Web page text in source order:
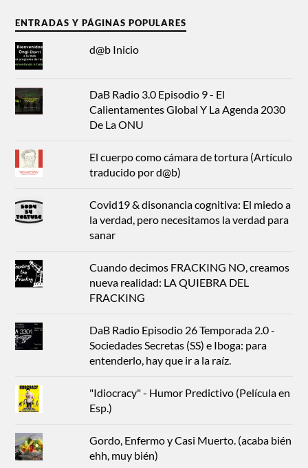
ENTRADAS Y PÁGINAS POPULARES
d@b Inicio
DaB Radio 3.0 Episodio 9 - El
Calientamentes Global Y La Agenda 2030
De La ONU
El cuerpo como cámara de tortura (Artículo
traducido por d@b)
Covid19 & disonancia cognitiva: El miedo a
la verdad, pero necesitamos la verdad para
sanar
Cuando decimos FRACKING NO, creamos
nueva realidad: LA QUIEBRA DEL
FRACKING
DaB Radio Episodio 26 Temporada 2.0 -
Sociedades Secretas (SS) e Iboga: para
entenderlo, hay que ir a la raíz.
"Idiocracy" - Humor Predictivo (Película en
Esp.)
Gordo, Enfermo y Casi Muerto. (acaba bién
ehh, muy bién)